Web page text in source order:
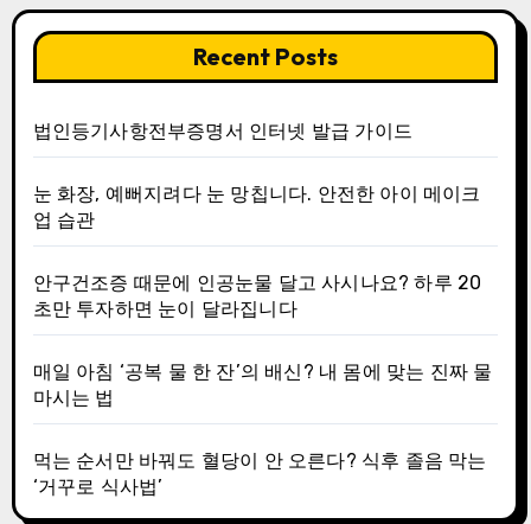
Recent Posts
법인등기사항전부증명서 인터넷 발급 가이드
눈 화장, 예뻐지려다 눈 망칩니다. 안전한 아이 메이크
업 습관
안구건조증 때문에 인공눈물 달고 사시나요? 하루 20
초만 투자하면 눈이 달라집니다
매일 아침 ‘공복 물 한 잔’의 배신? 내 몸에 맞는 진짜 물
마시는 법
먹는 순서만 바꿔도 혈당이 안 오른다? 식후 졸음 막는
‘거꾸로 식사법’